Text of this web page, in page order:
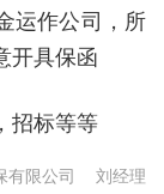
运作公司，所
开具保函
招标等等
有限公司 刘经理